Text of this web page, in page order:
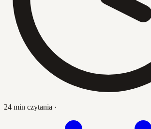
24 min czytania ·